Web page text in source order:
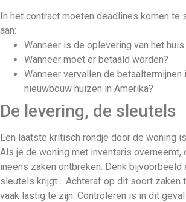
In het contract moeten deadlines komen te
aan:
Wanneer is de oplevering van het
Wanneer moet er betaald worden?
Wanneer vervallen de betaaltermijnen
nieuwbouw huizen in Amerika?
De levering, de sleutels
Een laatste kritisch rondje door de woning
Als je de woning met inventaris overneemt,
ineens zaken ontbreken. Denk bijvoorbeeld
sleutels krijgt… Achteraf op dit soort zaken
vaak lastig te zijn. Controleren is in dit